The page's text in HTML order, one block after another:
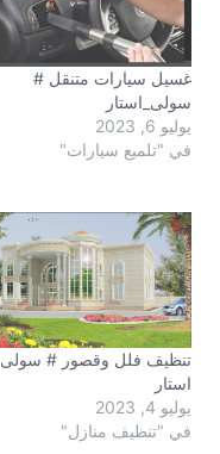
غسيل سيارات متنقل #
سولى_استار
يوليو 6, 2023
في "تلميع سيارات"
تنظيف فلل وقصور # سولى
استار
يوليو 4, 2023
في "تنظيف منازل"